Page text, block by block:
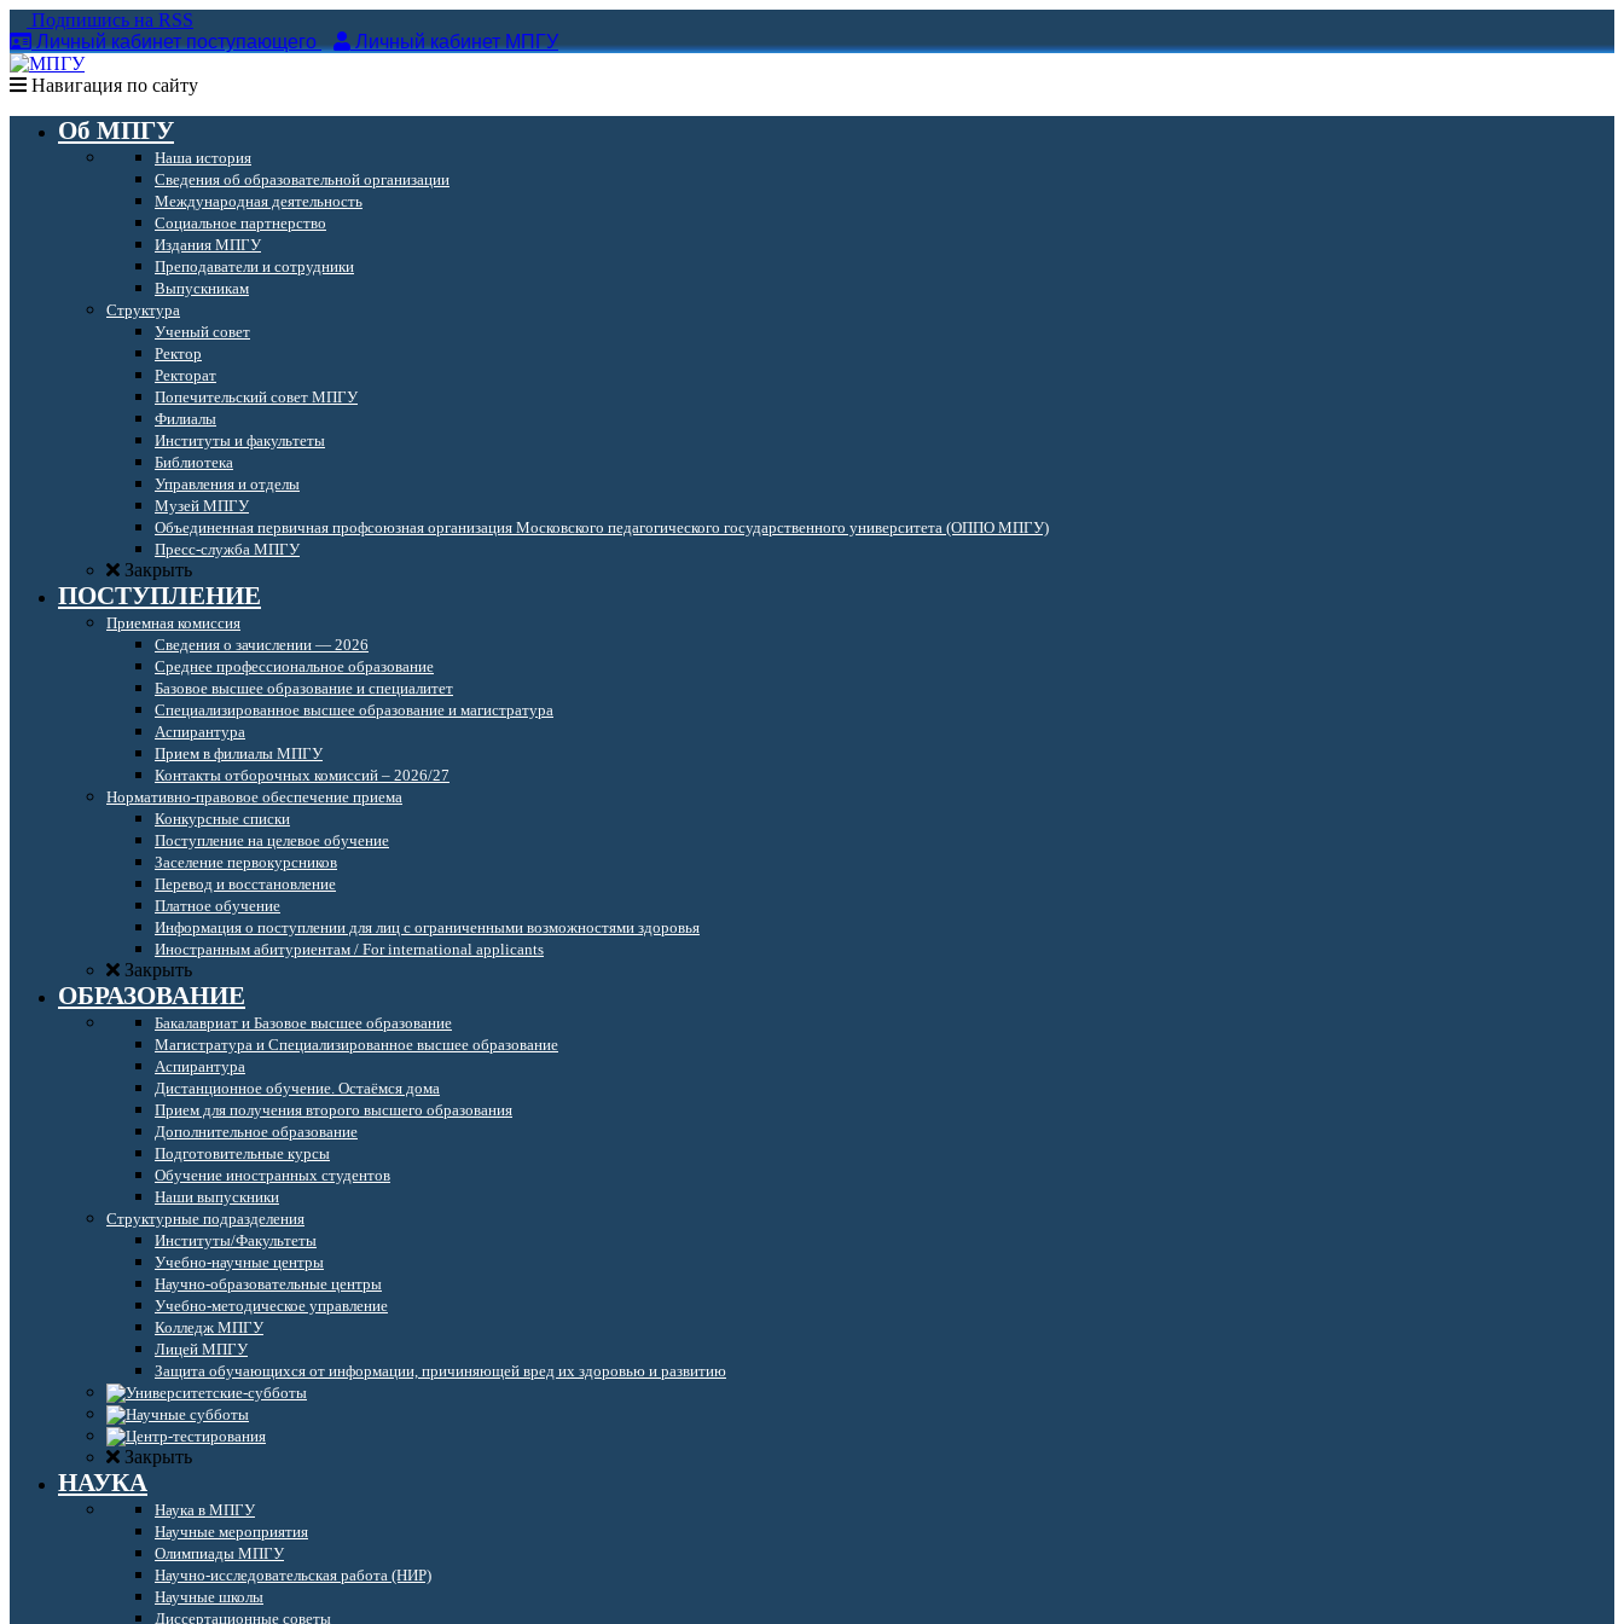
Подпишись на RSS
Личный кабинет поступающего
Личный кабинет МПГУ
Навигация по сайту
Об МПГУ
Наша история
Сведения об образовательной организации
Международная деятельность
Социальное партнерство
Издания МПГУ
Преподаватели и сотрудники
Выпускникам
Структура
Ученый совет
Ректор
Ректорат
Попечительский совет МПГУ
Филиалы
Институты и факультеты
Библиотека
Управления и отделы
Музей МПГУ
Объединенная первичная профсоюзная организация Московского педагогического государственного университета (ОППО МПГУ)
Пресс-служба МПГУ
Закрыть
ПОСТУПЛЕНИЕ
Приемная комиссия
Сведения о зачислении — 2026
Среднее профессиональное образование
Базовое высшее образование и специалитет
Специализированное высшее образование и магистратура
Аспирантура
Прием в филиалы МПГУ
Контакты отборочных комиссий – 2026/27
Нормативно-правовое обеспечение приема
Конкурсные списки
Поступление на целевое обучение
Заселение первокурсников
Перевод и восстановление
Платное обучение
Информация о поступлении для лиц с ограниченными возможностями здоровья
Иностранным абитуриентам / For international applicants
Закрыть
ОБРАЗОВАНИЕ
Бакалавриат и Базовое высшее образование
Магистратура и Специализированное высшее образование
Аспирантура
Дистанционное обучение. Остаёмся дома
Прием для получения второго высшего образования
Дополнительное образование
Подготовительные курсы
Обучение иностранных студентов
Наши выпускники
Структурные подразделения
Институты/Факультеты
Учебно-научные центры
Научно-образовательные центры
Учебно-методическое управление
Колледж МПГУ
Лицей МПГУ
Защита обучающихся от информации, причиняющей вред их здоровью и развитию
Закрыть
НАУКА
Наука в МПГУ
Научные мероприятия
Олимпиады МПГУ
Научно-исследовательская работа (НИР)
Научные школы
Диссертационные советы